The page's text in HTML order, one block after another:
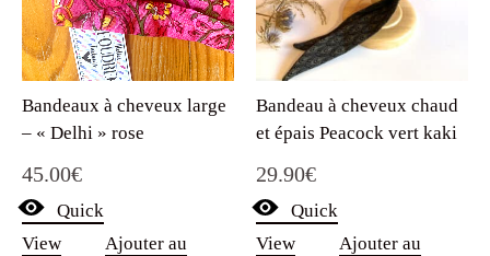
Bandeaux à cheveux large
– « Delhi » rose
45.00€
Quick
View
Ajouter au
Bandeau à cheveux chaud
et épais Peacock vert kaki
29.90€
Quick
View
Ajouter au